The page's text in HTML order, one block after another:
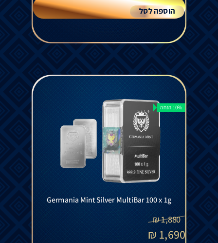
הוספה לסל
10% הנחה
Germania Mint Silver MultiBar 100 x 1g
1,880
₪
1,690
₪